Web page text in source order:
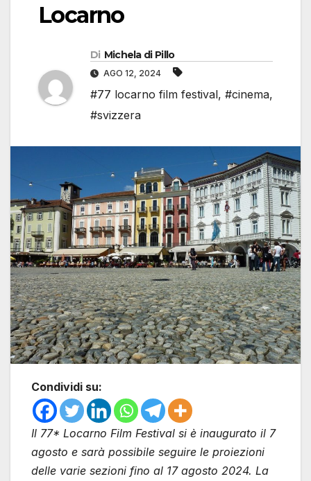
Locarno
Di Michela di Pillo
AGO 12, 2024
#77 locarno film festival, #cinema,
#svizzera
Condividi su:
Il 77* Locarno Film Festival si è inaugurato il 7
agosto e sarà possibile seguire le proiezioni
delle varie sezioni fino al 17 agosto 2024. La